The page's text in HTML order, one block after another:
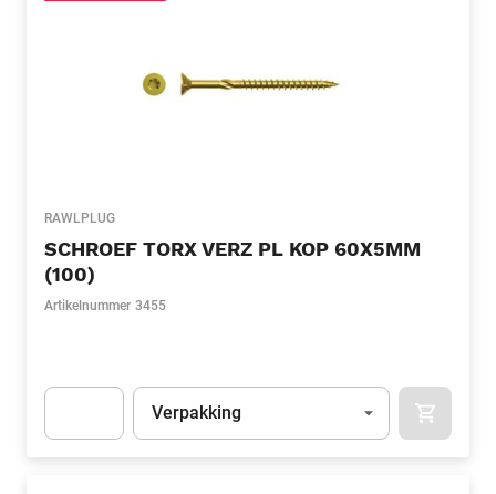
RAWLPLUG
SCHROEF TORX VERZ PL KOP 60X5MM
(100)
Artikelnummer 3455
Eenheid
Verpakking